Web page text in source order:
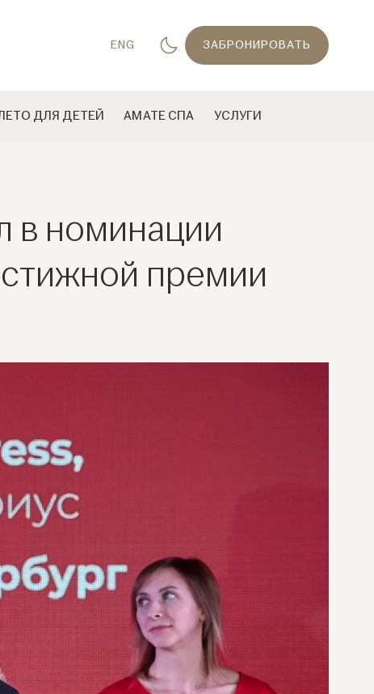
ENG ЗАБРОНИРОВАТЬ
ДЛЯ ДЕТЕЙ AМАТЕ СПА УСЛУГИ
в номинации
премии